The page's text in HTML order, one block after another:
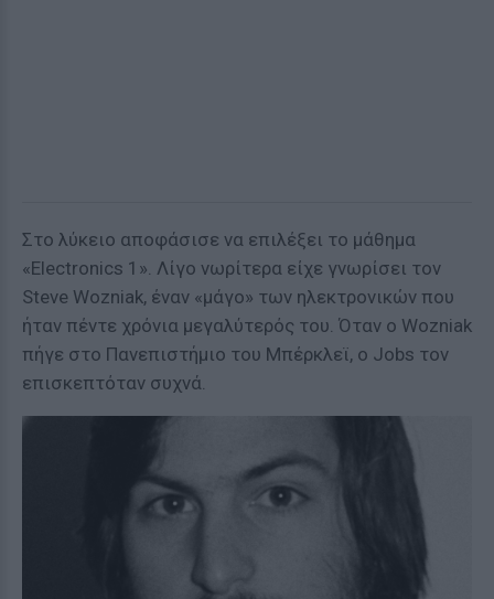
Στο λύκειο αποφάσισε να επιλέξει το μάθημα
«Electronics 1». Λίγο νωρίτερα είχε γνωρίσει τον
Steve Wozniak, έναν «μάγο» των ηλεκτρονικών που
ήταν πέντε χρόνια μεγαλύτερός του. Όταν ο Wozniak
πήγε στο Πανεπιστήμιο του Μπέρκλεϊ, ο Jobs τον
επισκεπτόταν συχνά.